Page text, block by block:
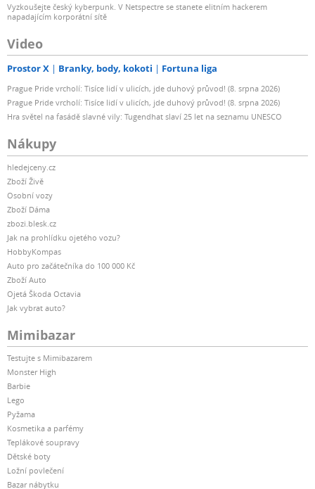
Vyzkoušejte český kyberpunk. V Netspectre se stanete elitním hackerem
napadajícím korporátní sítě
Video
Prostor X Branky, body, kokoti Fortuna liga
Prague Pride vrcholí: Tisíce lidí v ulicích, jde duhový průvod! (8. srpna 2026)
Prague Pride vrcholí: Tisíce lidí v ulicích, jde duhový průvod! (8. srpna 2026)
Hra světel na fasádě slavné vily: Tugendhat slaví 25 let na seznamu UNESCO
Nákupy
hledejceny.cz
Zboží Živě
Osobní vozy
Zboží Dáma
zbozi.blesk.cz
Jak na prohlídku ojetého vozu?
HobbyKompas
Auto pro začátečníka do 100 000 Kč
Zboží Auto
Ojetá Škoda Octavia
Jak vybrat auto?
Mimibazar
Testujte s Mimibazarem
Monster High
Barbie
Lego
Pyžama
Kosmetika a parfémy
Teplákové soupravy
Dětské boty
Ložní povlečení
Bazar nábytku